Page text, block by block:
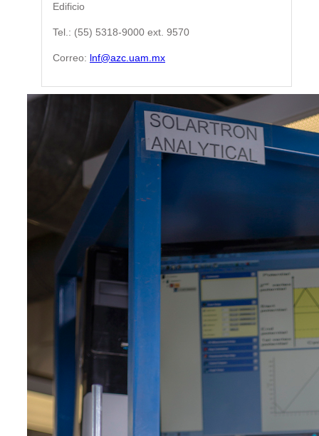
Edificio
Tel.: (55) 5318-9000 ext. 9570
Correo: lnf@azc.uam.mx